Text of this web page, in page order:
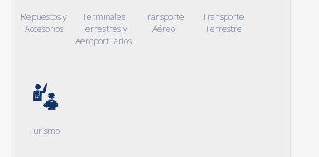
Repuestos y
Accesorios
Terminales
Terrestres y
Aeroportuarios
Transporte
Aéreo
Transporte
Terrestre
Turismo